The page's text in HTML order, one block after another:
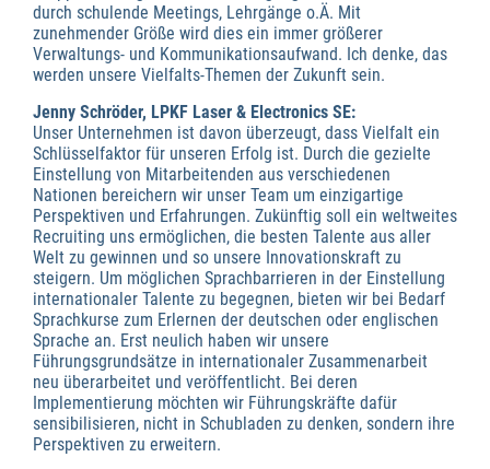
durch schulende Meetings, Lehrgänge o.Ä. Mit
zunehmender Größe wird dies ein immer größerer
Verwaltungs- und Kommunikationsaufwand. Ich denke, das
werden unsere Vielfalts-Themen der Zukunft sein.
Jenny Schröder, LPKF Laser & Electronics SE:
Unser Unternehmen ist davon überzeugt, dass Vielfalt ein
Schlüsselfaktor für unseren Erfolg ist. Durch die gezielte
Einstellung von Mitarbeitenden aus verschiedenen
Nationen bereichern wir unser Team um einzigartige
Perspektiven und Erfahrungen. Zukünftig soll ein weltweites
Recruiting uns ermöglichen, die besten Talente aus aller
Welt zu gewinnen und so unsere Innovationskraft zu
steigern. Um möglichen Sprachbarrieren in der Einstellung
internationaler Talente zu begegnen, bieten wir bei Bedarf
Sprachkurse zum Erlernen der deutschen oder englischen
Sprache an. Erst neulich haben wir unsere
Führungsgrundsätze in internationaler Zusammenarbeit
neu überarbeitet und veröffentlicht. Bei deren
Implementierung möchten wir Führungskräfte dafür
sensibilisieren, nicht in Schubladen zu denken, sondern ihre
Perspektiven zu erweitern.